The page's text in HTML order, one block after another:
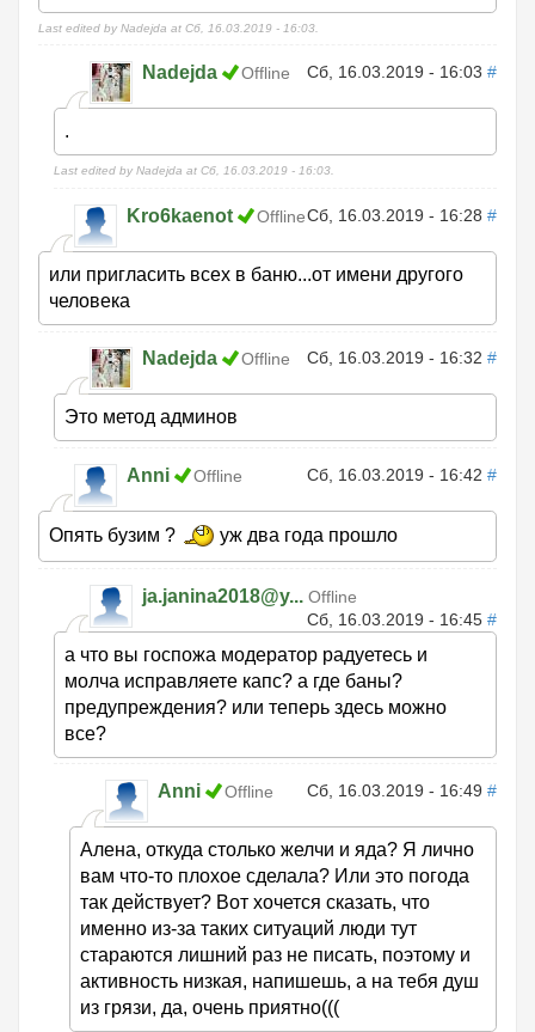
Last edited by Nadejda at Сб, 16.03.2019 - 16:03.
Nadejda Offline Сб, 16.03.2019 - 16:03 #
.
Last edited by Nadejda at Сб, 16.03.2019 - 16:03.
Kro6kaenot OfflineСб, 16.03.2019 - 16:28 #
или пригласить всех в баню...от имени другого
человека
Nadejda Offline Сб, 16.03.2019 - 16:32 #
Это метод админов
Anni Offline Сб, 16.03.2019 - 16:42 #
Опять бузим ? уж два года прошло
ja.janina2018@y... Offline
Сб, 16.03.2019 - 16:45 #
а что вы госпожа модератор радуетесь и
молча исправляете капс? а где баны?
предупреждения? или теперь здесь можно
все?
Anni Offline Сб, 16.03.2019 - 16:49 #
Алена, откуда столько желчи и яда? Я лично
вам что-то плохое сделала? Или это погода
так действует? Вот хочется сказать, что
именно из-за таких ситуаций люди тут
стараются лишний раз не писать, поэтому и
активность низкая, напишешь, а на тебя душ
из грязи, да, очень приятно(((